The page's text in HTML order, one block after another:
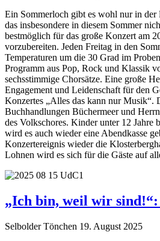
Ein Sommerloch gibt es wohl nur in
das insbesondere in diesem Sommer
bestmöglich für das große Konzert am
vorzubereiten. Jeden Freitag in den
Temperaturen um die 30 Grad im
Programm aus Pop, Rock und Klassik
sechsstimmige Chorsätze. Eine große
Engagement und Leidenschaft für den
Konzertes „Alles das kann nur Musik“.
Buchhandlungen Büchermeer und
des Volkschores. Kinder unter 12
wird es auch wieder eine Abendkasse
Konzertereignis wieder die
Lohnen wird es sich für die Gäste auf
„Ich bin, weil wir
Selbolder Tönchen 19. August 2025